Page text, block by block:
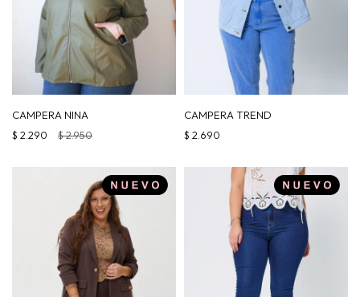
CAMPERA NINA
$ 2.290 $2.950
CAMPERA TREND
$ 2.690